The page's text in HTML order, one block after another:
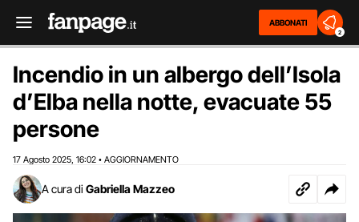
ABBONATI
2
Incendio in un albergo dell’Isola
d’Elba nella notte, evacuate 55
persone
17 Agosto 2025 16:02 • AGGIORNAMENTO
A cura di Gabriella Mazzeo